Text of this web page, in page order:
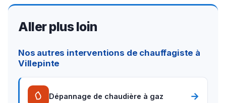
Aller plus loin
Nos autres interventions de chauffagiste à
Villepinte
Dépannage de chaudière à gaz →